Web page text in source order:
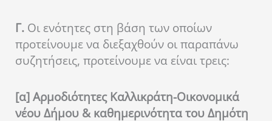
Γ. Οι ενότητες στη βάση των οποίων
προτείνουμε να διεξαχθούν οι παραπάνω
συζητήσεις, προτείνουμε να είναι τρεις:
[α] Αρμοδιότητες Καλλικράτη-Οικονομικά
νέου Δήμου & καθημερινότητα του Δημότη